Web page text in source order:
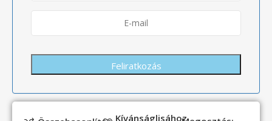
Kívánságlisához